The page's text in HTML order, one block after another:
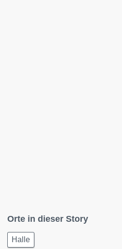
Orte in dieser Story
Halle